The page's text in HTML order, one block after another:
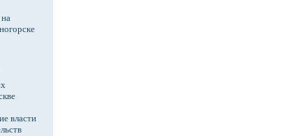
власти